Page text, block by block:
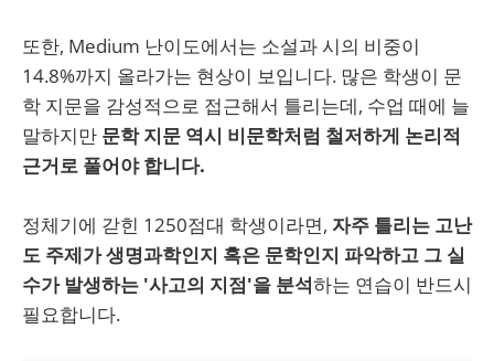
또한, Medium 난이도에서는 소설과 시의 비중이
14.8%까지 올라가는 현상이 보입니다. 많은 학생이 문
학 지문을 감성적으로 접근해서 틀리는데, 수업 때에 늘
말하지만 문학 지문 역시 비문학처럼 철저하게 논리적
근거로 풀어야 합니다.
정체기에 갇힌 1250점대 학생이라면, 자주 틀리는 고난
도 주제가 생명과학인지 혹은 문학인지 파악하고 그 실
수가 발생하는 '사고의 지점'을 분석하는 연습이 반드시
필요합니다.